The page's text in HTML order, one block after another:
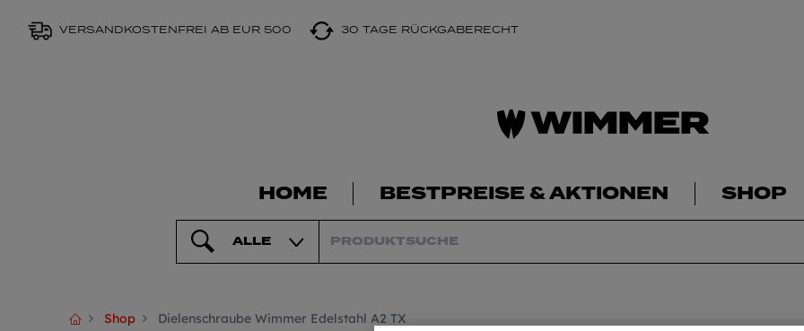
VERSANDKOSTENFREI AB EUR 500 30 TAGE RÜCKGABERECHT
HOME BESTPREISE & AKTIONEN SHOP
ALLE
Shop Dielenschraube Wimmer Edelstahl A2 TX